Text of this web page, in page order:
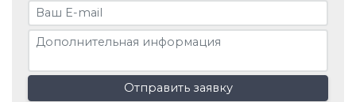
Отправить заявку